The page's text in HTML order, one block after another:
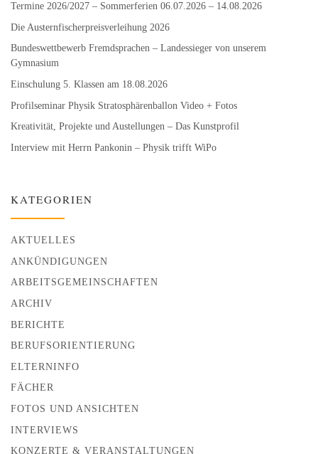
Termine 2026/2027 – Sommerferien 06.07.2026 – 14.08.2026
Die Austernfischer­preisverleihung 2026
Bundeswett­bewerb Fremdsprachen – Landessieger von unserem
Gymnasium
Einschulung 5. Klassen am 18.08.2026
Profilseminar Physik Stratosphären­ballon Video + Fotos
Kreativität, Projekte und Austellungen – Das Kunstprofil
Interview mit Herrn Pankonin – Physik trifft WiPo
KATEGORIEN
AKTUELLES
ANKÜNDIGUNGEN
ARBEITSGEMEINSCHAFTEN
ARCHIV
BERICHTE
BERUFSORIENTIERUNG
ELTERNINFO
FÄCHER
FOTOS UND ANSICHTEN
INTERVIEWS
KONZERTE & VERANSTALTUNGEN